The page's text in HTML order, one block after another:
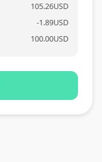
105.26USD
-1.89USD
100.00USD